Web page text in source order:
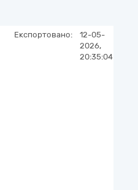
Експортовано:
12-05-
2026,
20:35:04